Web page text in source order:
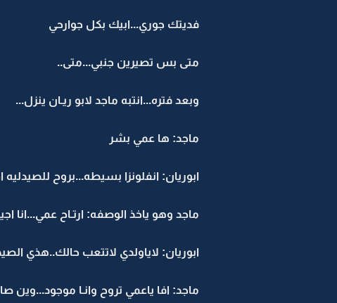
فديتك جوري...ابيك بكل جوارحي
متى بس تصيرين جنبي...متى..
وبعد فتره...انتبه ماجد لابو ريـان ينزل...
ماجد: ها عمي بشر
ابوريان: انفلونزا بسيطه...بروح للصيدليه
ماجد وهو ياخذ الوصفه: ارتـاح عمي...انا
ابوريان: لاياولدي لاتتعب حالك..هذي
ماجد: افا ياعمي تروح وانـا موجود...وين